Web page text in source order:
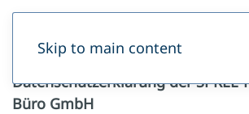
Skip to main content
Datenschutz
Datenschutzerklärung der SPREE-
Büro GmbH